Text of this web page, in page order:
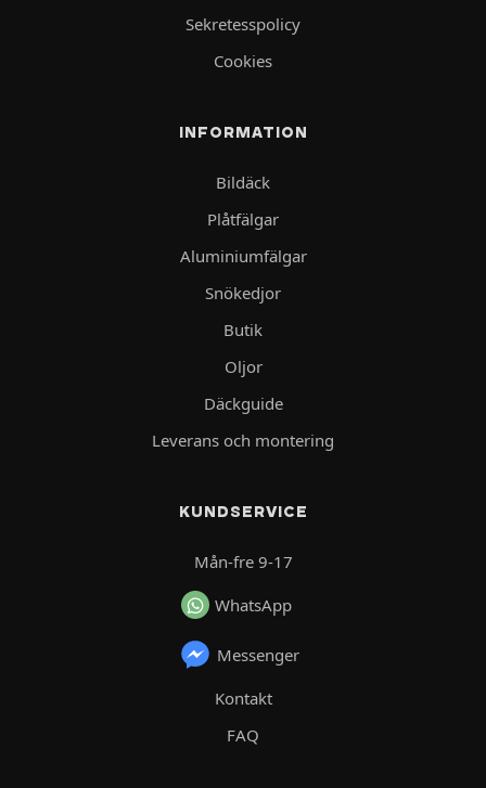
Sekretesspolicy
Cookies
INFORMATION
Bildäck
Plåtfälgar
Aluminiumfälgar
Snökedjor
Butik
Oljor
Däckguide
Leverans och montering
KUNDSERVICE
Mån-fre 9-17
WhatsApp
Messenger
Kontakt
FAQ